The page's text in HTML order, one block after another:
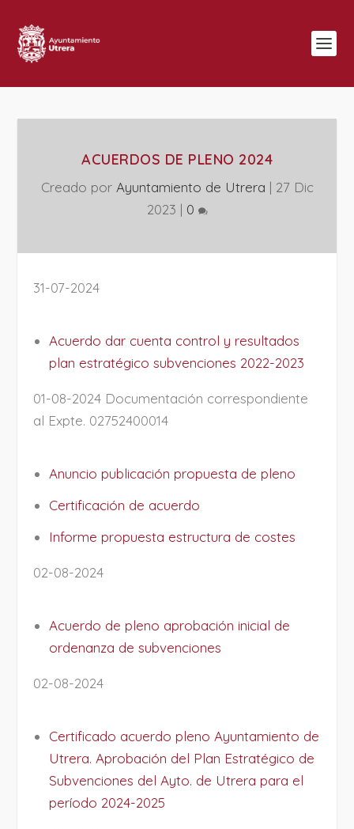
ACUERDOS DE PLENO 2024
Creado por Ayuntamiento de Utrera | 27 Dic
2023 | 0
31-07-2024
Acuerdo dar cuenta control y resultados
plan estratégico subvenciones 2022-2023
01-08-2024 Documentación correspondiente
al Expte. 02752400014
Anuncio publicación propuesta de pleno
Certificación de acuerdo
Informe propuesta estructura de costes
02-08-2024
Acuerdo de pleno aprobación inicial de
ordenanza de subvenciones
02-08-2024
Certificado acuerdo pleno Ayuntamiento de
Utrera. Aprobación del Plan Estratégico de
Subvenciones del Ayto. de Utrera para el
período 2024-2025